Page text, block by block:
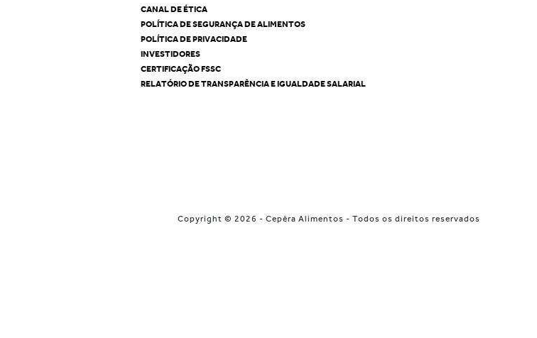
CANAL DE ÉTICA
POLÍTICA DE SEGURANÇA DE ALIMENTOS
POLÍTICA DE PRIVACIDADE
INVESTIDORES
CERTIFICAÇÃO FSSC
RELATÓRIO DE TRANSPARÊNCIA E IGUALDADE SALARIAL
Copyright © 2026 - Cepêra Alimentos - Todos os direitos reservados